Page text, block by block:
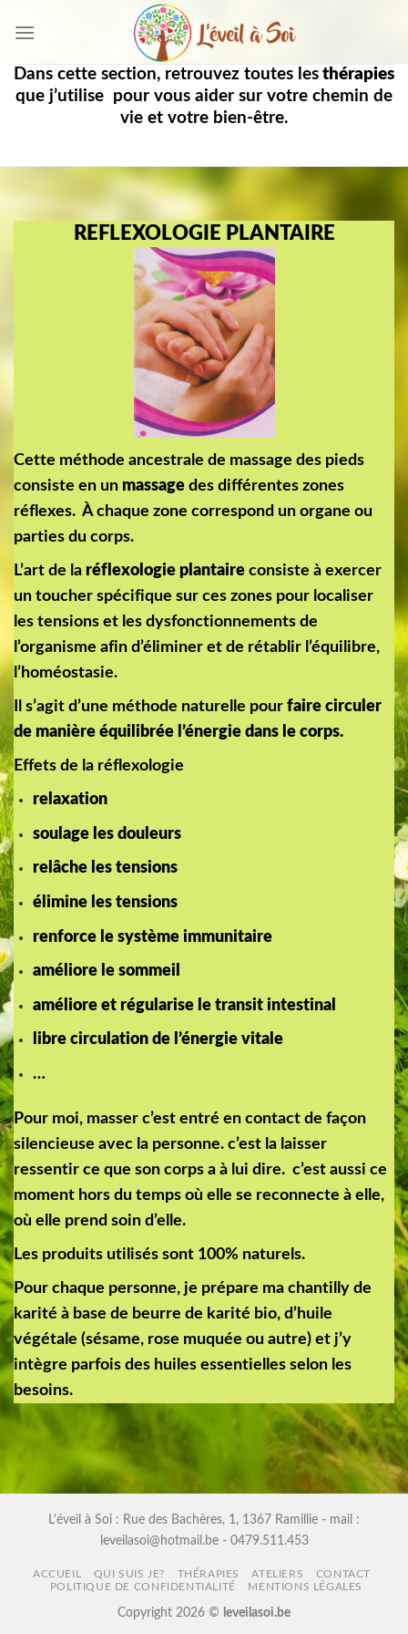
Dans cette section, retrouvez toutes les thérapies
que j’utilise pour vous aider sur votre chemin de
vie et votre bien-être.
REFLEXOLOGIE PLANTAIRE
Cette méthode ancestrale de massage des pieds
consiste en un massage des différentes zones
réflexes. À chaque zone correspond un organe ou
parties du corps.
L’art de la réflexologie plantaire consiste à exercer
un toucher spécifique sur ces zones pour localiser
les tensions et les dysfonctionnements de
l’organisme afin d’éliminer et de rétablir l’équilibre,
l’homéostasie.
Il s’agit d’une méthode naturelle pour faire circuler
de manière équilibrée l’énergie dans le corps.
Effets de la réflexologie
relaxation
soulage les douleurs
relâche les tensions
élimine les tensions
renforce le système immunitaire
améliore le sommeil
améliore et régularise le transit intestinal
libre circulation de l’énergie vitale
…
Pour moi, masser c’est entré en contact de façon
silencieuse avec la personne. c’est la laisser
ressentir ce que son corps a à lui dire. c’est aussi ce
moment hors du temps où elle se reconnecte à elle,
où elle prend soin d’elle.
Les produits utilisés sont 100% naturels.
Pour chaque personne, je prépare ma chantilly de
karité à base de beurre de karité bio, d’huile
végétale (sésame, rose muquée ou autre) et j’y
intègre parfois des huiles essentielles selon les
besoins.
L'éveil à Soi : Rue des Bachères, 1, 1367 Ramillie - mail :
leveilasoi@hotmail.be - 0479.511.453
ACCUEIL QUI SUIS JE? THÉRAPIES ATELIERS
CONTACT
POLITIQUE DE CONFIDENTIALITÉ
MENTIONS LÉGALES
Copyright 2026 © leveilasoi.be